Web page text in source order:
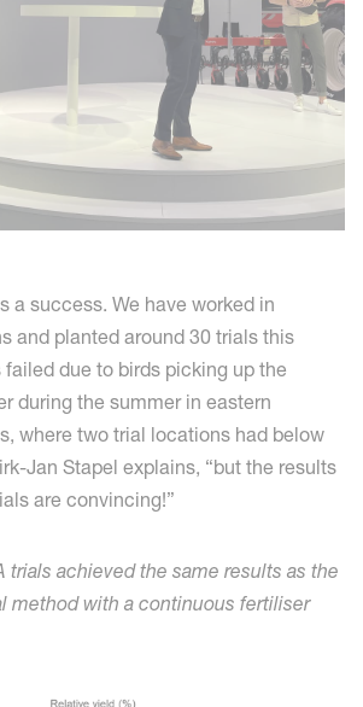
a success. We have worked in
and planted around 30 trials this
due to birds picking up the
during the summer in eastern
where two trial locations had below
Jan Stapel explains, “but the results
are convincing!”
trials achieved the same results as the
method with a continuous fertiliser